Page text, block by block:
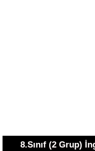
8.Sınıf (2 Grup)